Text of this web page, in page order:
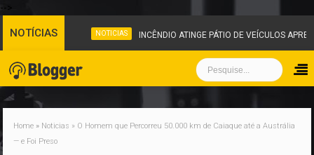
-->
NOTÍCIAS NOTICIAS INCÊNDIO ATINGE PÁTIO DE VEÍCULOS
Home » Noticias » O Homem que Percorreu 50.000 km de Caiaque até a Austrália
— e Foi Preso